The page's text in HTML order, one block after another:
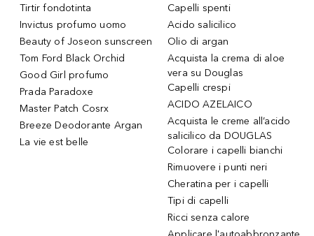
Tirtir fondotinta
Invictus profumo uomo
Beauty of Joseon sunscreen
Tom Ford Black Orchid
Good Girl profumo
Prada Paradoxe
Master Patch Cosrx
Breeze Deodorante Argan
La vie est belle
Capelli spenti
Acido salicilico
Olio di argan
Acquista la crema di aloe
vera su Douglas
Capelli crespi
ACIDO AZELAICO
Acquista le creme all’acido
salicilico da DOUGLAS
Colorare i capelli bianchi
Rimuovere i punti neri
Cheratina per i capelli
Tipi di capelli
Ricci senza calore